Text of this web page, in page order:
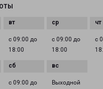
с 09:00 до
18:00
с 09:00 до
18:00
с
с 09:00 до
Выходной